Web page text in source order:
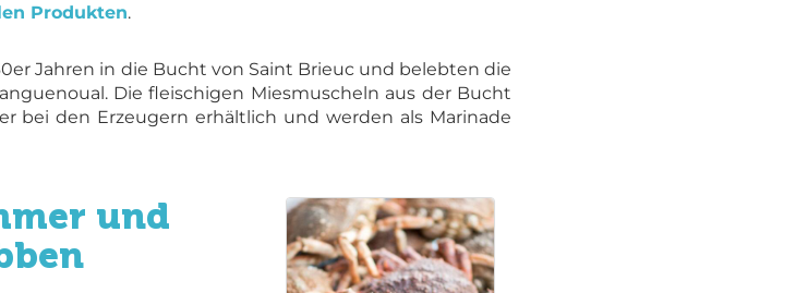
Produkten.
Jahren in die Bucht von Saint Brieuc und belebten die
Die fleischigen Miesmuscheln aus der Bucht
bei den Erzeugern erhältlich und werden als Marinade
und